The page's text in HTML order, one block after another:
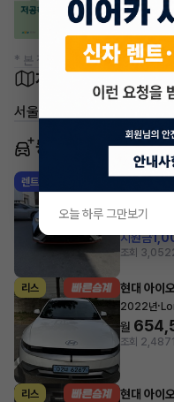
50% 할인
* 본 정보는 지자체마다 다를 수
차량 위치
서울 양천구 목동
동일 차종 이어카
렌트
월
지원금
조회 3,052
리스 현대 아이
2022년·
월
조회 2,487
리스 현대 아이
오늘 하루 그만보기